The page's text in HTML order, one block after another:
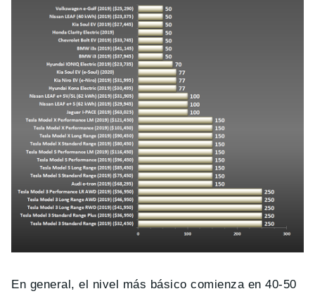
En general, el nivel más básico comienza en 40-50